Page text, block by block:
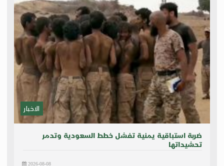
الاخبار
ضربة استباقية يمنية تفشل خطط السعودية وتدمر
تحشيداتها
2026-08-08